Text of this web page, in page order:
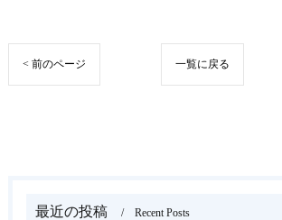
< 前のページ 一覧に戻る
最近の投稿 Recent Posts